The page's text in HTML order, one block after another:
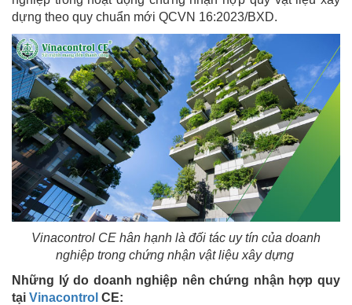
dựng theo quy chuẩn mới QCVN 16:2023/BXD.
Vinacontrol CE hân hạnh là đối tác uy tín của doanh
nghiệp trong chứng nhận vật liệu xây dựng
Những lý do doanh nghiệp nên chứng nhận hợp quy
tại Vinacontrol CE: